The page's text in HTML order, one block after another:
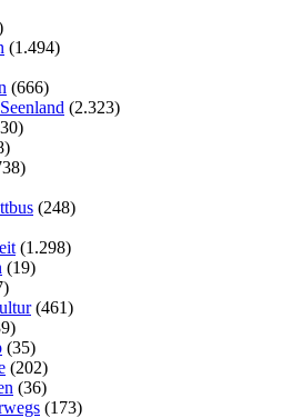
(1.494)
(666)
(2.323)
(248)
(1.298)
(19)
(461)
(35)
(202)
(36)
(173)